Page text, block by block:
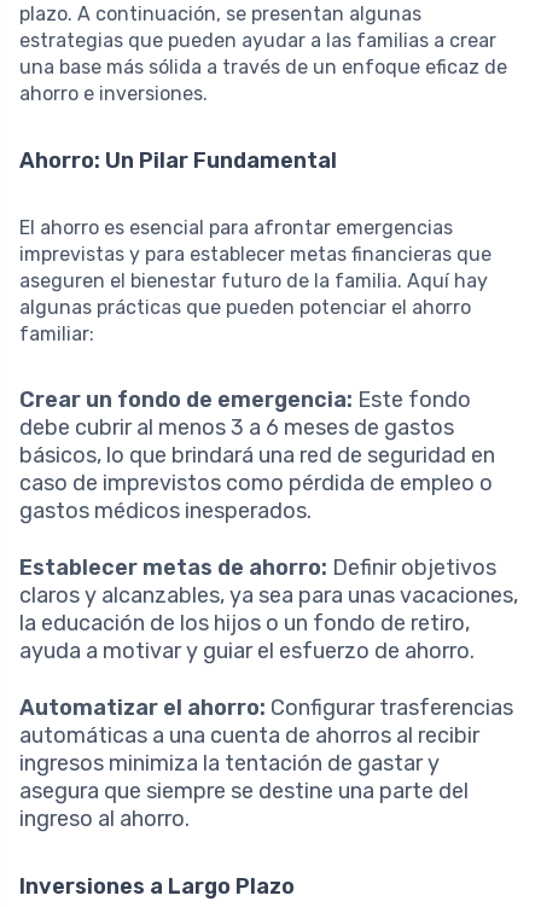
plazo. A continuación, se presentan algunas
estrategias que pueden ayudar a las familias a crear
una base más sólida a través de un enfoque eficaz de
ahorro e inversiones.
Ahorro: Un Pilar Fundamental
El ahorro es esencial para afrontar emergencias
imprevistas y para establecer metas financieras que
aseguren el bienestar futuro de la familia. Aquí hay
algunas prácticas que pueden potenciar el ahorro
familiar:
Crear un fondo de emergencia: Este fondo
debe cubrir al menos 3 a 6 meses de gastos
básicos, lo que brindará una red de seguridad en
caso de imprevistos como pérdida de empleo o
gastos médicos inesperados.
Establecer metas de ahorro: Definir objetivos
claros y alcanzables, ya sea para unas vacaciones,
la educación de los hijos o un fondo de retiro,
ayuda a motivar y guiar el esfuerzo de ahorro.
Automatizar el ahorro: Configurar trasferencias
automáticas a una cuenta de ahorros al recibir
ingresos minimiza la tentación de gastar y
asegura que siempre se destine una parte del
ingreso al ahorro.
Inversiones a Largo Plazo